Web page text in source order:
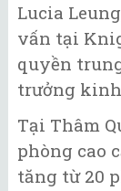
Lucia
vấn tại
quyền
trưởng kinh
Tại Thâm
phòng cao
tăng từ 20